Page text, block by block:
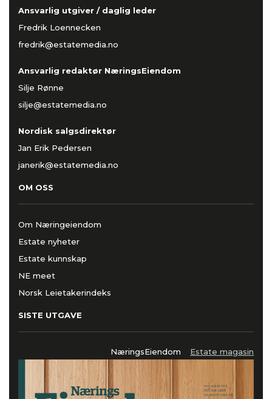
Ansvarlig utgiver / daglig leder
Fredrik Loennecken
fredrik@estatemedia.no
Ansvarlig redaktør NæringsEiendom
Silje Rønne
silje@estatemedia.no
Nordisk salgsdirektør
Jan Erik Pedersen
janerik@estatemedia.no
OM OSS
Om Næringeiendom
Estate nyheter
Estate kunnskap
NE meet
Norsk Leietakerindeks
SISTE UTGAVE
NæringsEiendom Estate magasin